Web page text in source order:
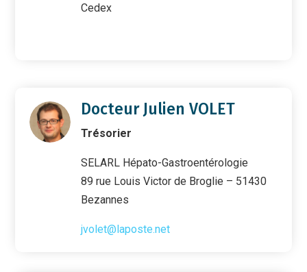
Cedex
Docteur Julien VOLET
Trésorier
SELARL Hépato-Gastroentérologie
89 rue Louis Victor de Broglie – 51430
Bezannes
jvolet@laposte.net